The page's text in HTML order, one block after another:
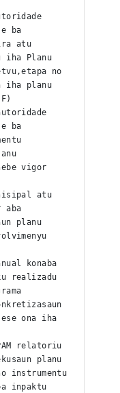
ba
atu
iha Planu
no
iha planu
ba
vigor
atu
aba
planu
konaba
realizadu
ona iha
relatoriu
planu
instrumentu
inpaktu